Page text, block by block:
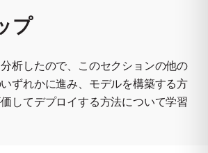
プ
析したので、このセクションの他の
ずれかに進み、モデルを構築する方
してデプロイする方法について学習